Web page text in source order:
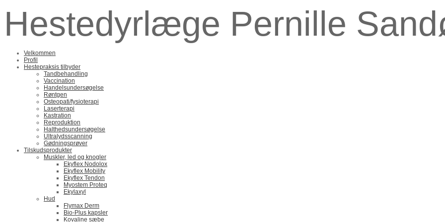
Hestedyrlæge Pernille
Velkommen
Profil
Hestepraksis tilbyder
Tandbehandling
Vaccination
Handelsundersøgelse
Røntgen
Osteopati/fysioterapi
Laserterapi
Kastration
Reproduktion
Halthedsundersøgelse
Ultralydsscanning
Gødningsprøver
Tilskudsprodukter
Muskler, led og knogler
Ekyflex Nodolox
Ekyflex Mobility
Ekyflex Tendon
Myostem Proteq
Ekylaxyl
Hud
Flymax Derm
Bio-Plus kapsler
Kovaline sæbe